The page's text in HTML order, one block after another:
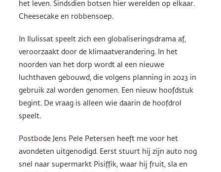
het leven. Sindsdien botsen hier werelden op elkaar.
Cheesecake en robbensoep.
In Ilulissat speelt zich een globaliseringsdrama af,
veroorzaakt door de klimaatverandering. In het
noorden van het dorp wordt al een nieuwe
luchthaven gebouwd, die volgens planning in 2023 in
gebruik zal worden genomen. Een nieuw hoofdstuk
begint. De vraag is alleen wie daarin de hoofdrol
speelt.
Postbode Jens Pele Petersen heeft me voor het
avondeten uitgenodigd. Eerst stuurt hij zijn auto nog
snel naar supermarkt Pisiffik, waar hij fruit, sla en